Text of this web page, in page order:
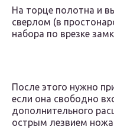
На торце полотна и
сверлом (в
набора по врезке
После этого нужно
если она свободно
дополнительного
острым лезвием ножа